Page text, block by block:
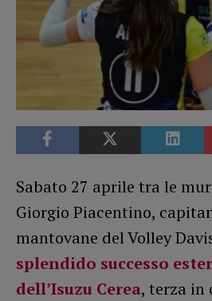
Sabato 27 aprile tra le
Giorgio Piacentino,
mantovane del Volley
splendido successo
dell’Isuzu Cerea, terza in